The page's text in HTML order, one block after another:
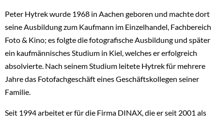
Peter Hytrek wurde 1968 in Aachen geboren und machte dort
seine Ausbildung zum Kaufmann im Einzelhandel, Fachbereich
Foto & Kino; es folgte die fotografische Ausbildung und später
ein kaufmännisches Studium in Kiel, welches er erfolgreich
absolvierte. Nach seinem Studium leitete Hytrek für mehrere
Jahre das Fotofachgeschäft eines Geschäftskollegen seiner
Familie.
Seit 1994 arbeitet er für die Firma DINAX, die er seit 2001 als